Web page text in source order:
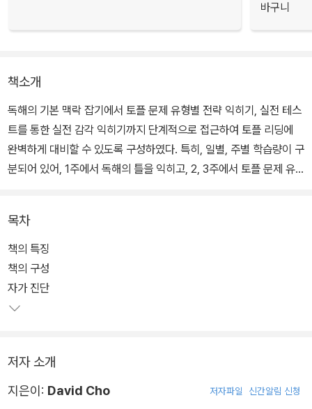
바구니
책소개
독해의 기본 맥락 잡기에서 토플 문제 유형별 전략 익히기, 실전 테스
트를 통한 실전 감각 익히기까지 단계적으로 접근하여 토플 리딩에
완벽하게 대비할 수 있도록 구성하였다. 특히, 일별, 주별 학습량이 구
분되어 있어, 1주에서 독해의 틀을 익히고, 2, 3주에서 토플 문제 유
적인 학습 플랜을 제시하였다.
독해를 위한 기본서라고 하여 단순한 문장 해석과 답 찾기에 그치는
것이 아니라, 정확한 영문 독해와 문제 접근의 기본이 되는 논리력을
향상시키는 데 초점을 맞추었다. 100여 가지에 이르는 다양한 연습
목차
책의 특징
책의 구성
자가 진단
저자 소개
지은이: David Cho 저자파일 신간알림 신청